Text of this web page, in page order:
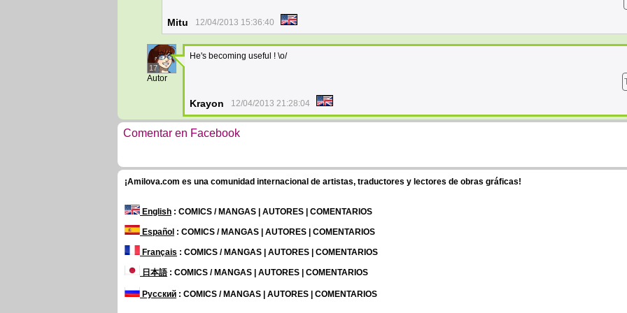
Mitu 12/04/2013 15:36:40
17
Autor
He's becoming useful ! \o/
Krayon 12/04/2013 21:28:04
Comentar en Facebook
¡Amilova.com es una comunidad internacional de artistas, traductores y lectores de obras gráficas!
English : COMICS / MANGAS | AUTORES | COMENTARIOS
Español : COMICS / MANGAS | AUTORES | COMENTARIOS
Français : COMICS / MANGAS | AUTORES | COMENTARIOS
日本語: COMICS / MANGAS | AUTORES | COMENTARIOS
Русский : COMICS / MANGAS | AUTORES | COMENTARIOS